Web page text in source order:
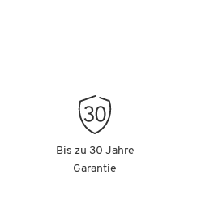
Bis zu 30 Jahre
Garantie